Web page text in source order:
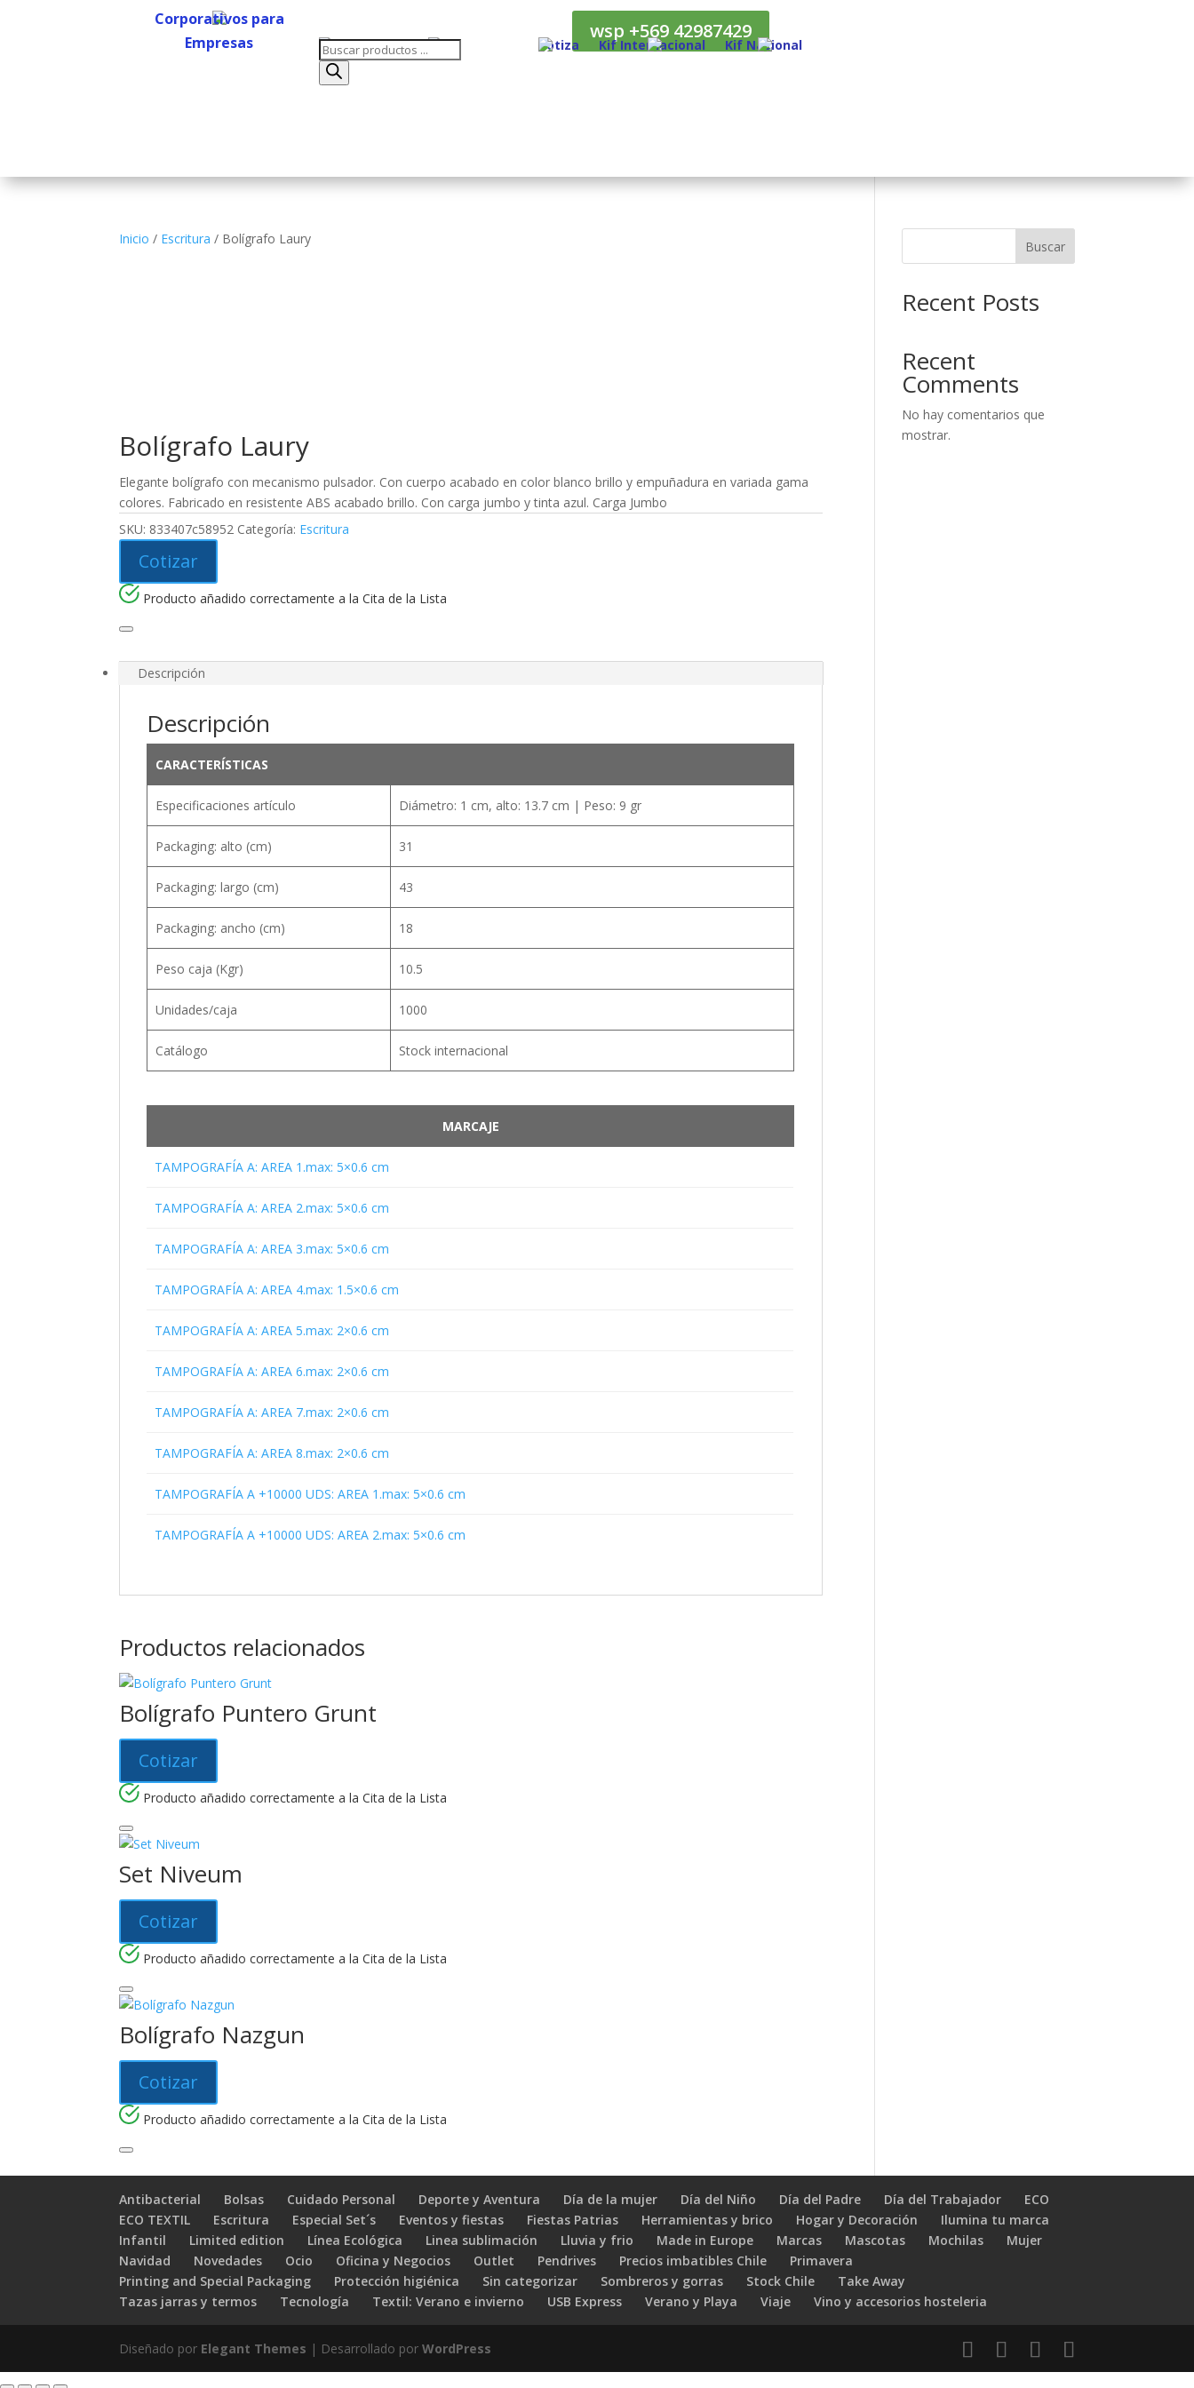
Corporativos para
Empresas
wsp +569 42987429
Cotiza Kif Internacional Kif Nacional
Búsqueda
de
productos
Inicio / Escritura / Bolígrafo Laury
Bolígrafo Laury
Elegante bolígrafo con mecanismo pulsador. Con cuerpo acabado en color blanco brillo y empuñadura en variada gama
colores. Fabricado en resistente ABS acabado brillo. Con carga jumbo y tinta azul. Carga Jumbo
SKU: 833407c58952 Categoría: Escritura
Cotizar
Producto añadido correctamente a la Cita de la Lista
Descripción
Descripción
CARACTERÍSTICAS
Especificaciones artículo Diámetro: 1 cm, alto: 13.7 cm | Peso: 9 gr
Packaging: alto (cm) 31
Packaging: largo (cm) 43
Packaging: ancho (cm) 18
Peso caja (Kgr) 10.5
Unidades/caja 1000
Catálogo Stock internacional
MARCAJE
TAMPOGRAFÍA A: AREA 1.max: 5×0.6 cm
TAMPOGRAFÍA A: AREA 2.max: 5×0.6 cm
TAMPOGRAFÍA A: AREA 3.max: 5×0.6 cm
TAMPOGRAFÍA A: AREA 4.max: 1.5×0.6 cm
TAMPOGRAFÍA A: AREA 5.max: 2×0.6 cm
TAMPOGRAFÍA A: AREA 6.max: 2×0.6 cm
TAMPOGRAFÍA A: AREA 7.max: 2×0.6 cm
TAMPOGRAFÍA A: AREA 8.max: 2×0.6 cm
TAMPOGRAFÍA A +10000 UDS: AREA 1.max: 5×0.6 cm
TAMPOGRAFÍA A +10000 UDS: AREA 2.max: 5×0.6 cm
Productos relacionados
Bolígrafo Puntero Grunt
Cotizar
Producto añadido correctamente a la Cita de la Lista
Set Niveum
Cotizar
Producto añadido correctamente a la Cita de la Lista
Bolígrafo Nazgun
Cotizar
Producto añadido correctamente a la Cita de la Lista
Buscar
Recent Posts
Recent
Comments
No hay comentarios que
mostrar.
Antibacterial Bolsas Cuidado Personal Deporte y Aventura Día de la mujer Día del Niño Día del Padre Día del Trabajador
ECO
ECO TEXTIL
Escritura Especial Set´s Eventos y fiestas Fiestas Patrias Herramientas y brico Hogar y Decoración
Ilumina tu marca
Infantil
Limited edition Línea Ecológica Linea sublimación Lluvia y frio Made in Europe Marcas Mascotas Mochilas
Mujer
Navidad
Novedades Ocio Oficina y Negocios Outlet Pendrives Precios imbatibles Chile
Primavera
Printing and Special Packaging
Protección higiénica Sin categorizar Sombreros y gorras Stock Chile
Take Away
Tazas jarras y termos
Tecnología Textil: Verano e invierno USB Express Verano y Playa Viaje Vino y accesorios hosteleria
Diseñado por Elegant Themes | Desarrollado porWordPress